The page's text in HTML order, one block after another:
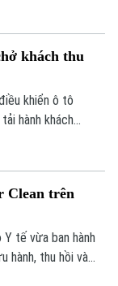
khách thu
khiển ô tô
hành khách
định
Clean trên
Y tế vừa ban hành
hành, thu hồi và